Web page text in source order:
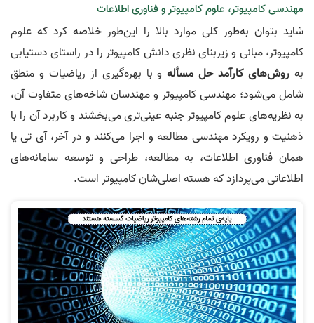
مهندسی کامپیوتر، علوم کامپیوتر و فناوری اطلاعات
شاید بتوان به‌طور کلی موارد بالا را این‌طور خلاصه کرد که علوم
کامپیوتر، مبانی و زیربنای نظری دانش کامپیوتر را در راستای دستیابی
به روش‌های کارآمد حل مسألهو با بهره‌گیری از ریاضیات و منطق
شامل می‌شود؛ مهندسی کامپیوتر و مهندسان شاخه‌های متفاوت آن،
به نظریه‌های علوم کامپیوتر جنبه عینی‌تری می‌بخشند و کاربرد آن را با
ذهنیت و رویکرد مهندسی مطالعه و اجرا می‌کنند و در آخر، آی تی یا
همان فناوری اطلاعات، به مطالعه، طراحی و توسعه سامانه‌های
اطلاعاتی می‌پردازد که هسته اصلی‌شان کامپیوتر است.